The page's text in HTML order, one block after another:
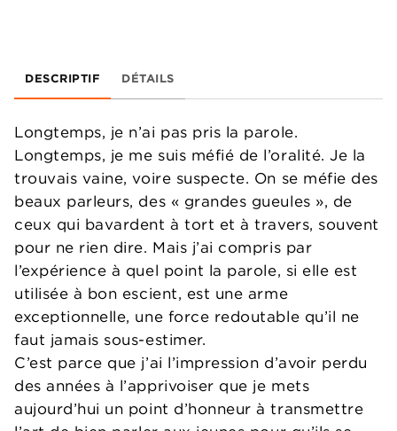
DESCRIPTIF DÉTAILS
Longtemps, je n’ai pas pris la parole.
Longtemps, je me suis méfié de l’oralité. Je la
trouvais vaine, voire suspecte. On se méfie des
beaux parleurs, des « grandes gueules », de
ceux qui bavardent à tort et à travers, souvent
pour ne rien dire. Mais j’ai compris par
l’expérience à quel point la parole, si elle est
utilisée à bon escient, est une arme
exceptionnelle, une force redoutable qu’il ne
faut jamais sous-estimer.
C’est parce que j’ai l’impression d’avoir perdu
des années à l’apprivoiser que je mets
aujourd’hui un point d’honneur à transmettre